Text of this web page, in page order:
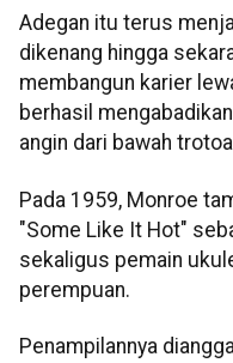
Adegan itu terus
dikenang hingga
membangun karier
berhasil
angin dari bawah
Pada 1959, Monroe
"Some Like It Hot"
sekaligus pemain
perempuan.
Penampilannya